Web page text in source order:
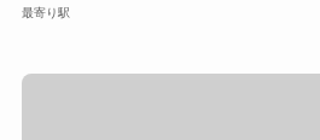
徹底解説
最寄り駅